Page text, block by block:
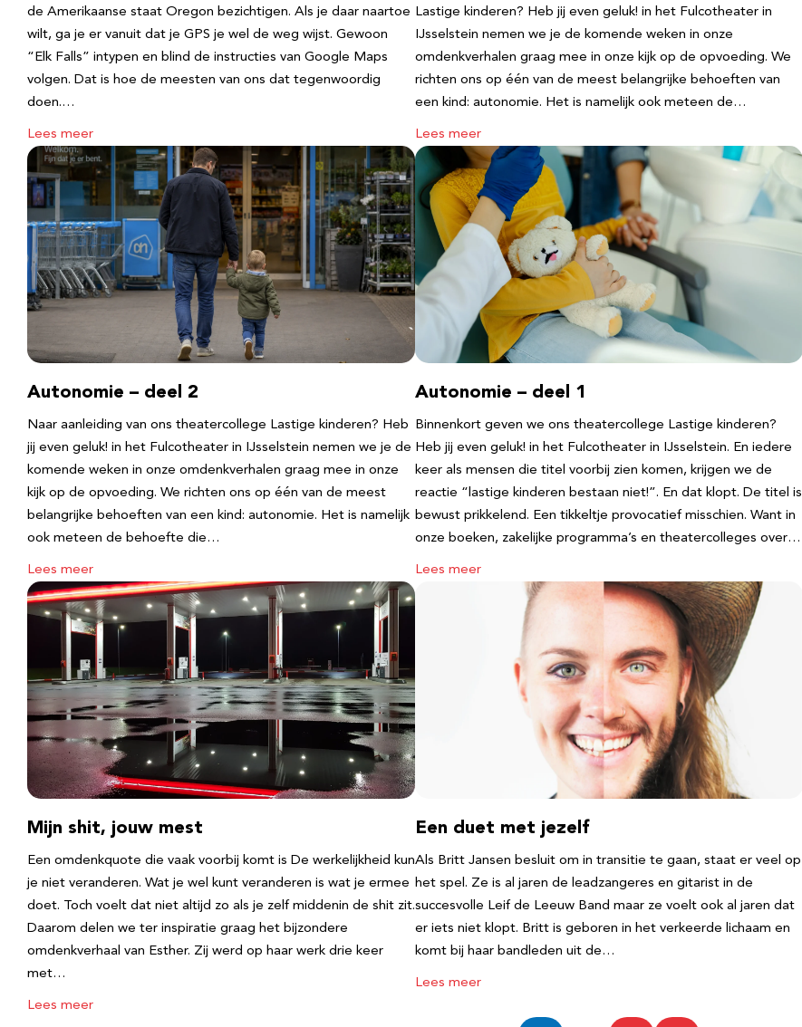
de Amerikaanse staat Oregon bezichtigen. Als je daar naartoe
wilt, ga je er vanuit dat je GPS je wel de weg wijst. Gewoon
“Elk Falls” intypen en blind de instructies van Google Maps
volgen. Dat is hoe de meesten van ons dat tegenwoordig
doen.…
Lees meer
Lastige kinderen? Heb jij even geluk! in het Fulcotheater in
IJsselstein nemen we je de komende weken in onze
omdenkverhalen graag mee in onze kijk op de opvoeding. We
richten ons op één van de meest belangrijke behoeften van
een kind: autonomie. Het is namelijk ook meteen de…
Lees meer
Autonomie – deel 2
Naar aanleiding van ons theatercollege Lastige kinderen? Heb
jij even geluk! in het Fulcotheater in IJsselstein nemen we je de
komende weken in onze omdenkverhalen graag mee in onze
kijk op de opvoeding. We richten ons op één van de meest
belangrijke behoeften van een kind: autonomie. Het is namelijk
ook meteen de behoefte die…
Lees meer
Autonomie – deel 1
Binnenkort geven we ons theatercollege Lastige kinderen?
Heb jij even geluk! in het Fulcotheater in IJsselstein. En iedere
keer als mensen die titel voorbij zien komen, krijgen we de
reactie “lastige kinderen bestaan niet!”. En dat klopt. De titel is
bewust prikkelend. Een tikkeltje provocatief misschien. Want in
onze boeken, zakelijke programma’s en theatercolleges over…
Lees meer
Mijn shit, jouw mest
Een omdenkquote die vaak voorbij komt is De werkelijkheid kun
je niet veranderen. Wat je wel kunt veranderen is wat je ermee
doet. Toch voelt dat niet altijd zo als je zelf middenin de shit zit.
Daarom delen we ter inspiratie graag het bijzondere
omdenkverhaal van Esther. Zij werd op haar werk drie keer
met…
Lees meer
Een duet met jezelf
Als Britt Jansen besluit om in transitie te gaan, staat er veel op
het spel. Ze is al jaren de leadzangeres en gitarist in de
succesvolle Leif de Leeuw Band maar ze voelt ook al jaren dat
er iets niet klopt. Britt is geboren in het verkeerde lichaam en
komt bij haar bandleden uit de…
Lees meer